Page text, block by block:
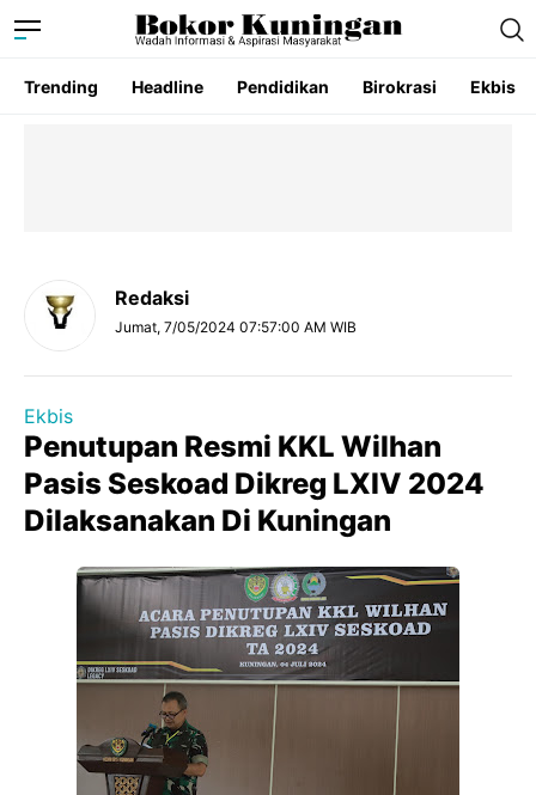
Trending Headline Pendidikan Birokrasi Ekbis
Redaksi
Jumat, 7/05/2024 07:57:00 AM WIB
Ekbis
Penutupan Resmi KKL Wilhan
Pasis Seskoad Dikreg LXIV 2024
Dilaksanakan Di Kuningan